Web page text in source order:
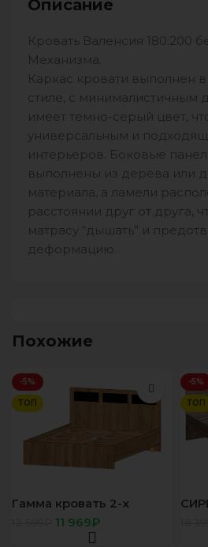
Описание
Кровать Валенсия 180:200
Механизма.
Каркас кровати выполнен
стиле, с минималистичным
имеет темно-серый цвет,
универсальным и
интерьеров. Боковые
выполнены из дерева или
материала, а ламели
расстоянии друг от друга,
матрасу “дышать” и
деформацию.
Похожие
-5%
ТОП
Гамма кровать 2-х
спальная 1400 дуб
крафт/ дуб вотан
11 969₽
-5%
ТОП